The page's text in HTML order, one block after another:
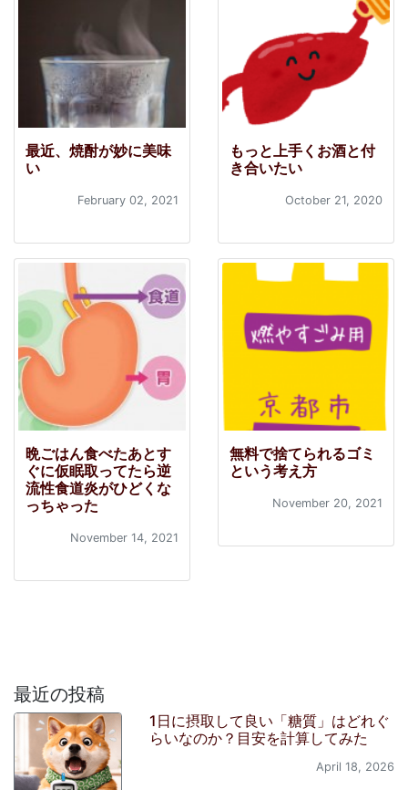
最近、焼酎が妙に美味
い
February 02, 2021
もっと上手くお酒と付
き合いたい
October 21, 2020
晩ごはん食べたあとす
ぐに仮眠取ってたら逆
流性食道炎がひどくな
っちゃった
November 14, 2021
無料で捨てられるゴミ
という考え方
November 20, 2021
最近の投稿
1日に摂取して良い「糖質」はどれぐ
らいなのか？目安を計算してみた
April 18, 2026